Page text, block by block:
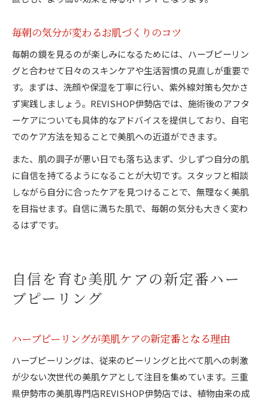
毎朝の気分が変わるお肌づくりのコツ
毎朝の鏡を見るのが楽しみになるためには、ハーブピーリン
グと合わせて日々のスキンケアや生活習慣の見直しが重要で
す。まずは、洗顔や保湿を丁寧に行い、紫外線対策も欠かさ
ず実践しましょう。REVISHOP伊勢店では、施術後のアフタ
ーケアについても具体的なアドバイスを提供しており、自宅
でのケア方法を知ることで美肌への近道ができます。
また、肌の調子が悪い日でも落ち込まず、少しずつ自分の肌
に自信を持てるようになることが大切です。スタッフと相談
しながら自分に合ったケアを見つけることで、無理なく美肌
を目指せます。自信に満ちた肌で、毎朝の気分も大きく変わ
るはずです。
自信を育む美肌ケアの新定番ハー
ブピーリング
ハーブピーリングが美肌ケアの新定番となる理由
ハーブピーリングは、従来のピーリングと比べて肌への刺激
が少ない次世代の美肌ケアとして注目を集めています。三重
県伊勢市の美肌専門店REVISHOP伊勢店では、植物由来の成